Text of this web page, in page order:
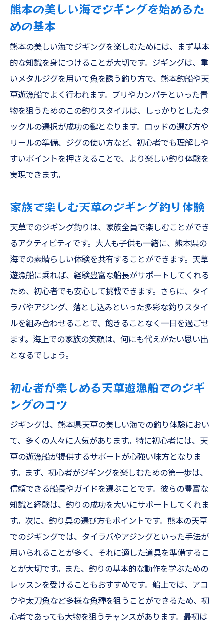
熊本の美しい海でジギングを始めるた
めの基本
熊本の美しい海でジギングを楽しむためには、まず基本
的な知識を身につけることが大切です。ジギングは、重
いメタルジグを用いて魚を誘う釣り方で、熊本釣船や天
草遊漁船でよく行われます。ブリやカンパチといった青
物を狙うためのこの釣りスタイルは、しっかりとしたタ
ックルの選択が成功の鍵となります。ロッドの選び方や
リールの準備、ジグの使い方など、初心者でも理解しや
すいポイントを押さえることで、より楽しい釣り体験を
実現できます。
家族で楽しむ天草のジギング釣り体験
天草でのジギング釣りは、家族全員で楽しむことができ
るアクティビティです。大人も子供も一緒に、熊本県の
海での素晴らしい体験を共有することができます。天草
遊漁船に乗れば、経験豊富な船長がサポートしてくれる
ため、初心者でも安心して挑戦できます。さらに、タイ
ラバやアジング、落とし込みといった多彩な釣りスタイ
ルを組み合わせることで、飽きることなく一日を過ごせ
ます。海上での家族の笑顔は、何にも代えがたい思い出
となるでしょう。
初心者が楽しめる天草遊漁船でのジギ
ングのコツ
ジギングは、熊本県天草の美しい海での釣り体験におい
て、多くの人々に人気があります。特に初心者には、天
草の遊漁船が提供するサポートが心強い味方となりま
す。まず、初心者がジギングを楽しむための第一歩は、
信頼できる船長やガイドを選ぶことです。彼らの豊富な
知識と経験は、釣りの成功を大いにサポートしてくれま
す。次に、釣り具の選び方もポイントです。熊本の天草
でのジギングでは、タイラバやアジングといった手法が
用いられることが多く、それに適した道具を準備するこ
とが大切です。また、釣りの基本的な動作を学ぶための
レッスンを受けることもおすすめです。船上では、アコ
ウや太刀魚など多様な魚種を狙うことができるため、初
心者であっても大物を狙うチャンスがあります。最初は